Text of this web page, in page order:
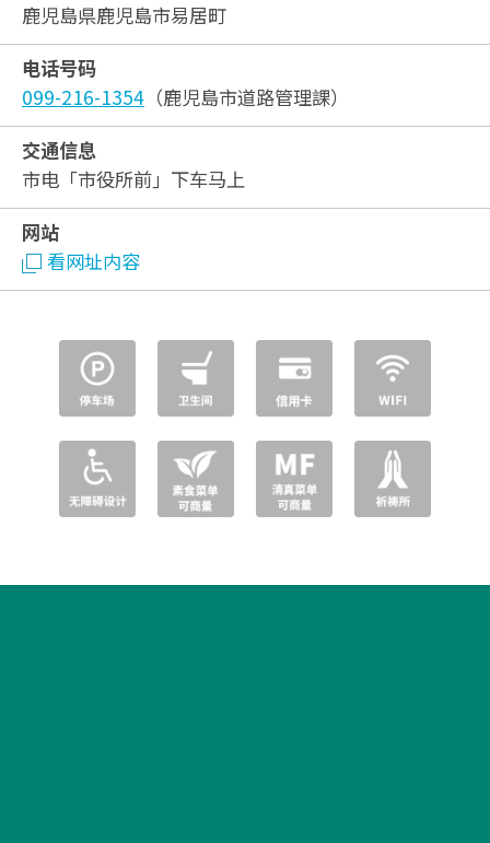
鹿児島県鹿児島市易居町
电话号码
099-216-1354 （鹿児島市道路管理課）
交通信息
市电「市役所前」下车马上
网站
看网址内容